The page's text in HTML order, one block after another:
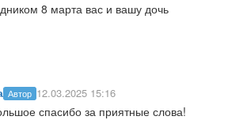
8 марта вас и вашу дочь
Автор 12.03.2025 15:16
спасибо за приятные слова!